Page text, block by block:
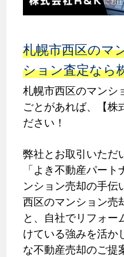
札幌市西区のマ
ション査定なら
札幌市西区のマンシ
ごとがあれば、【株
ださい！
弊社とお取引いただ
「よき不動産パー
ンション売却の手伝
西区のマンション売
と、自社でリフォー
けている強みを活か
な不動産売却のご提